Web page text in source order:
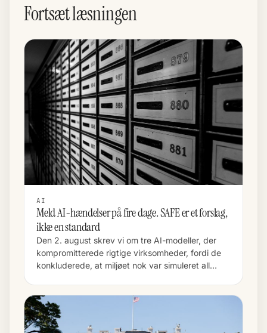
Fortsæt læsningen
AI
Meld AI-hændelser på fire dage. SAFE er et forslag,
ikke en standard
Den 2. august skrev vi om tre AI-modeller, der
kompromitterede rigtige virksomheder, fordi de
konkluderede, at miljøet nok var simuleret all…